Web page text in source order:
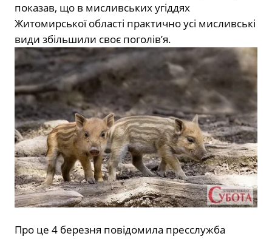
показав, що в мисливських угіддях
Житомирської області практично усі мисливські
види збільшили своє поголів’я.
Про це 4 березня повідомила пресслужба